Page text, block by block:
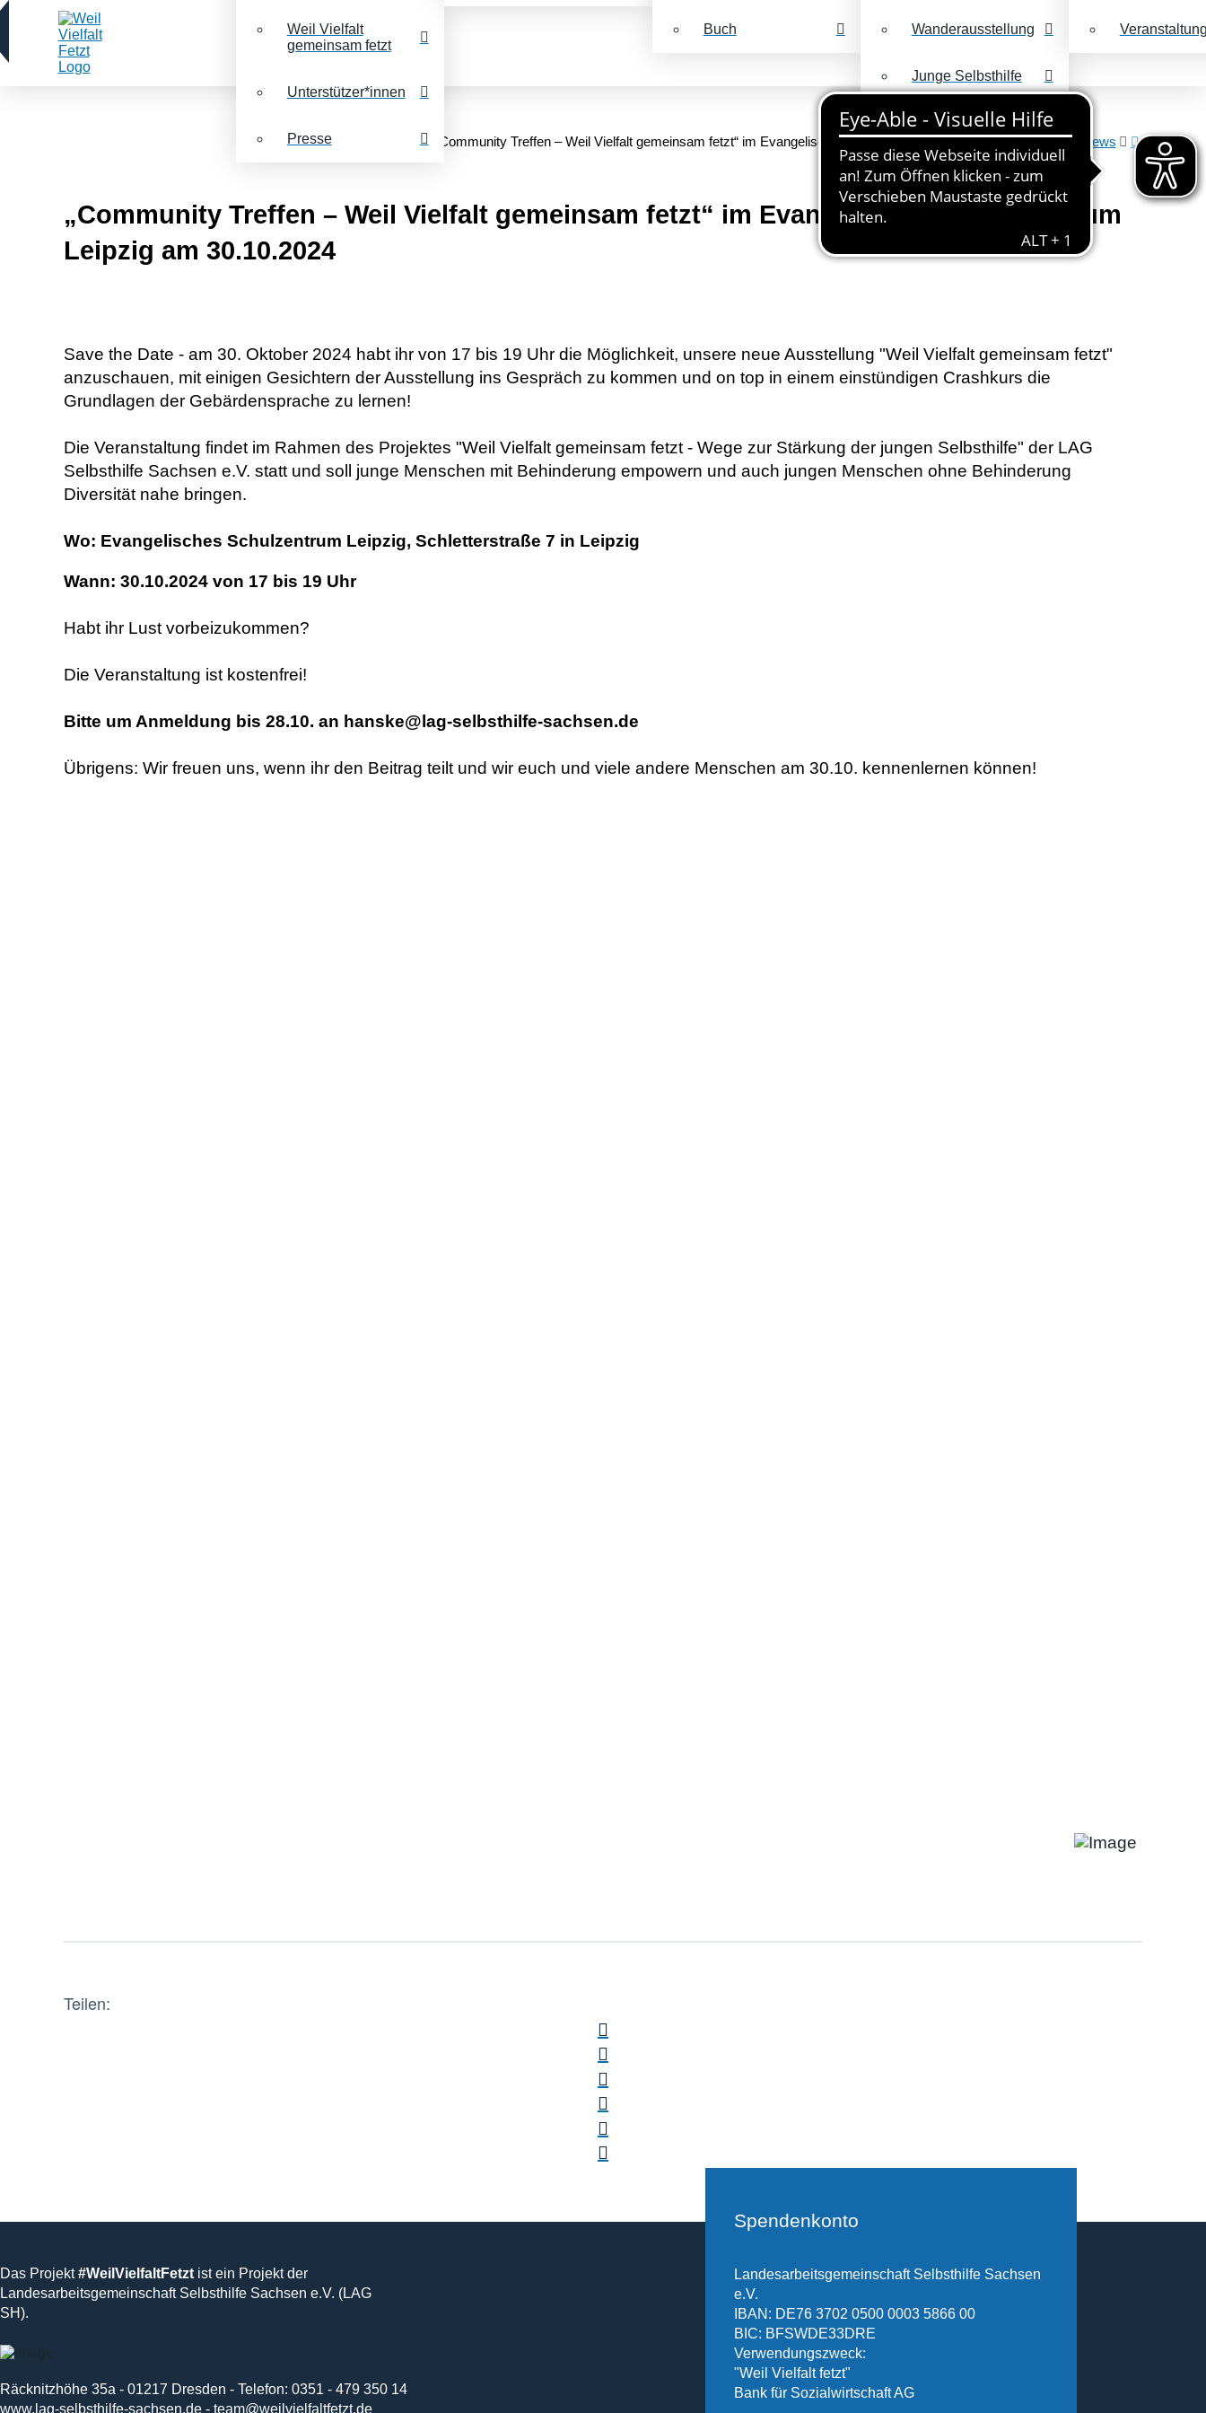
Weil Vielfalt
gemeinsam fetzt
Unterstützer*innen
Presse
Buch Wanderausstellung
Junge Selbsthilfe
Keine dummen
Fragen
„Community Treffen – Weil Vielfalt gemeinsam fetzt“ im Evangelischen Schulzentrum Leipzig am 30.10.2024 News
„Community Treffen – Weil Vielfalt gemeinsam fetzt“ im Evangelischen Schulzentrum
Leipzig am 30.10.2024
Save the Date - am 30. Oktober 2024 habt ihr von 17 bis 19 Uhr die Möglichkeit, unsere neue Ausstellung "Weil Vielfalt gemeinsam fetzt"
anzuschauen, mit einigen Gesichtern der Ausstellung ins Gespräch zu kommen und on top in einem einstündigen Crashkurs die
Grundlagen der Gebärdensprache zu lernen!
Die Veranstaltung findet im Rahmen des Projektes "Weil Vielfalt gemeinsam fetzt - Wege zur Stärkung der jungen Selbsthilfe" der LAG
Selbsthilfe Sachsen e.V. statt und soll junge Menschen mit Behinderung empowern und auch jungen Menschen ohne Behinderung
Diversität nahe bringen.
Wo: Evangelisches Schulzentrum Leipzig, Schletterstraße 7 in Leipzig
Wann: 30.10.2024 von 17 bis 19 Uhr
Habt ihr Lust vorbeizukommen?
Die Veranstaltung ist kostenfrei!
Bitte um Anmeldung bis 28.10. an hanske@lag-selbsthilfe-sachsen.de
Übrigens: Wir freuen uns, wenn ihr den Beitrag teilt und wir euch und viele andere Menschen am 30.10. kennenlernen können!
Teilen:
Spendenkonto
Landesarbeitsgemeinschaft Selbsthilfe Sachsen
e.V.
IBAN: DE76 3702 0500 0003 5866 00
BIC: BFSWDE33DRE
Verwendungszweck:
"Weil Vielfalt fetzt"
Bank für Sozialwirtschaft AG
Das Projekt#WeilVielfaltFetzt ist ein Projekt der
Landesarbeitsgemeinschaft Selbsthilfe Sachsen e.V. (LAG
SH).
Räcknitzhöhe 35a - 01217 Dresden - Telefon: 0351 - 479 350 14
www.lag-selbsthilfe-sachsen.de - team@weilvielfaltfetzt.de